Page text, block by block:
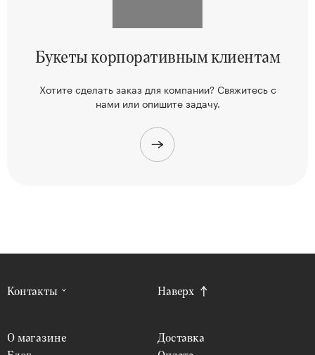
Букеты корпоративным клиентам
Хотите сделать заказ для компании? Свяжитесьс
нами или опишите задачу.
Контакты
О магазине
Доставка
Наверх